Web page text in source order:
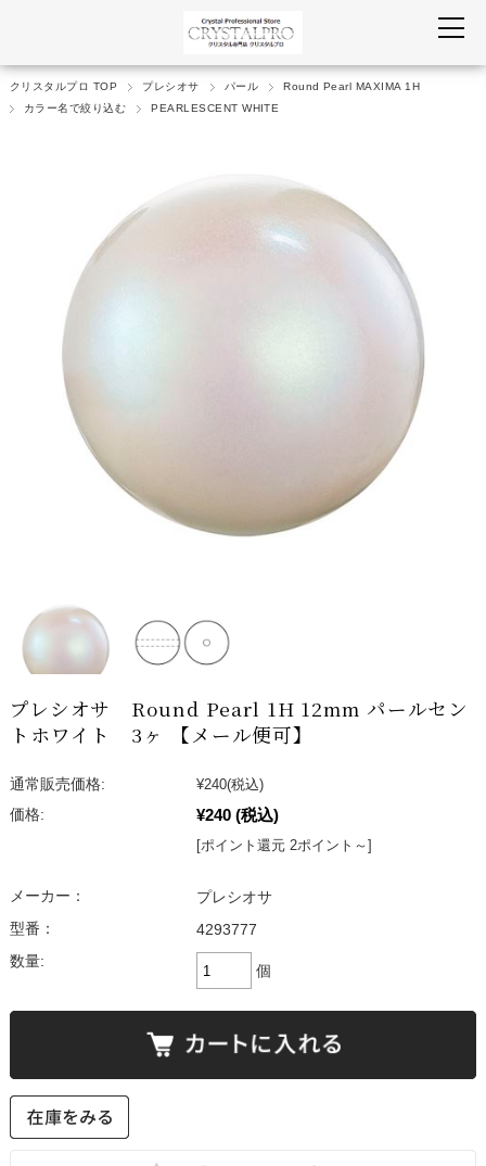
クリスタルプロ TOP プレシオサ パール
Round Pearl MAXIMA 1H
カラー名で絞り込む
PEARLESCENT WHITE
プレシオサ Round Pearl 1H 12mm パールセン
トホワイト 3ヶ 【メール便可】
通常販売価格: ¥240(税込)
価格:
¥240 (税込)
[ポイント還元 2ポイント～]
メーカー：
プレシオサ
型番：
4293777
数量:
個